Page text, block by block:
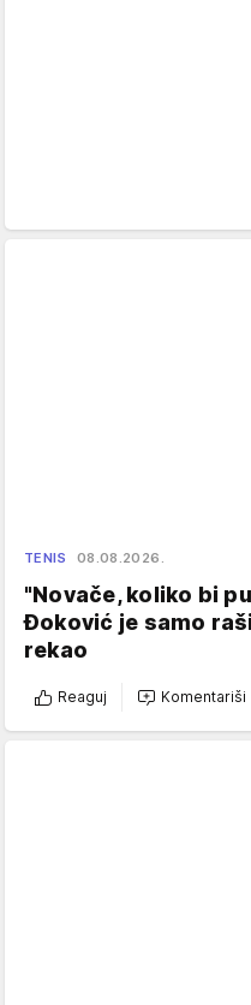
TENIS 08.08.2026.
"Novače, koliko bi
Đoković je samo
rekao
Reaguj Komentariši